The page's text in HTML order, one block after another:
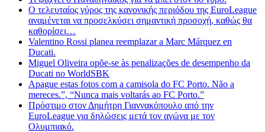
Ο τελευταίος γύρος της κανονικής περιόδου της EuroLeague
αναμένεται να προσελκύσει σημαντική προσοχή, καθώς θα
καθορίσει…
Valentino Rossi planea reemplazar a Marc Márquez en
Ducati.
Miguel Oliveira opõe-se às penalizações de desempenho da
Ducati no WorldSBK
Apague estas fotos com a camisola do FC Porto. Não a
mereces.”, “Nunca mais voltarás ao FC Porto.”
Πρόστιμο στον Δημήτρη Γιαννακόπουλο από την
EuroLeague για δηλώσεις μετά τον αγώνα με τον
Ολυμπιακό.